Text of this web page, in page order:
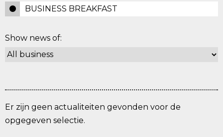
BUSINESS BREAKFAST
Show news of:
Er zijn geen actualiteiten gevonden voor de
opgegeven selectie.